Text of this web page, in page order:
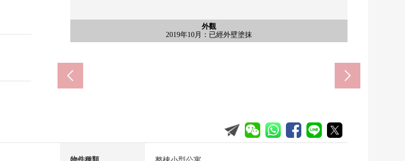
外觀
2019年10月：已經外壁塗抹
外觀
共有部分
共有部分
1樓走廊
共有部分
2樓走廊
共有部分
2樓走廊
外觀
外觀
含有前面道路的外觀
外觀
外觀
公共汽車
2024年2月全部人家浴室交換
室內
西式房間(出借招募中的105號房間)
收納
收納
廚房
廚房
廚房
廚房
其他
設備
廁所
廁所
其他
Terrace
室內
室內
室內
室內
收納
收納
收納
收納
公共汽車
2024年2月全部人家浴室交換
廁所
廁所
洗臉
洗臉
廚房
廚房
其他
Terrace
外觀
外觀
rakuto山科購物中心(約1320m)
步行17分鐘。
7-Eleven山科日之岡商店(約960m)
步行12分鐘。